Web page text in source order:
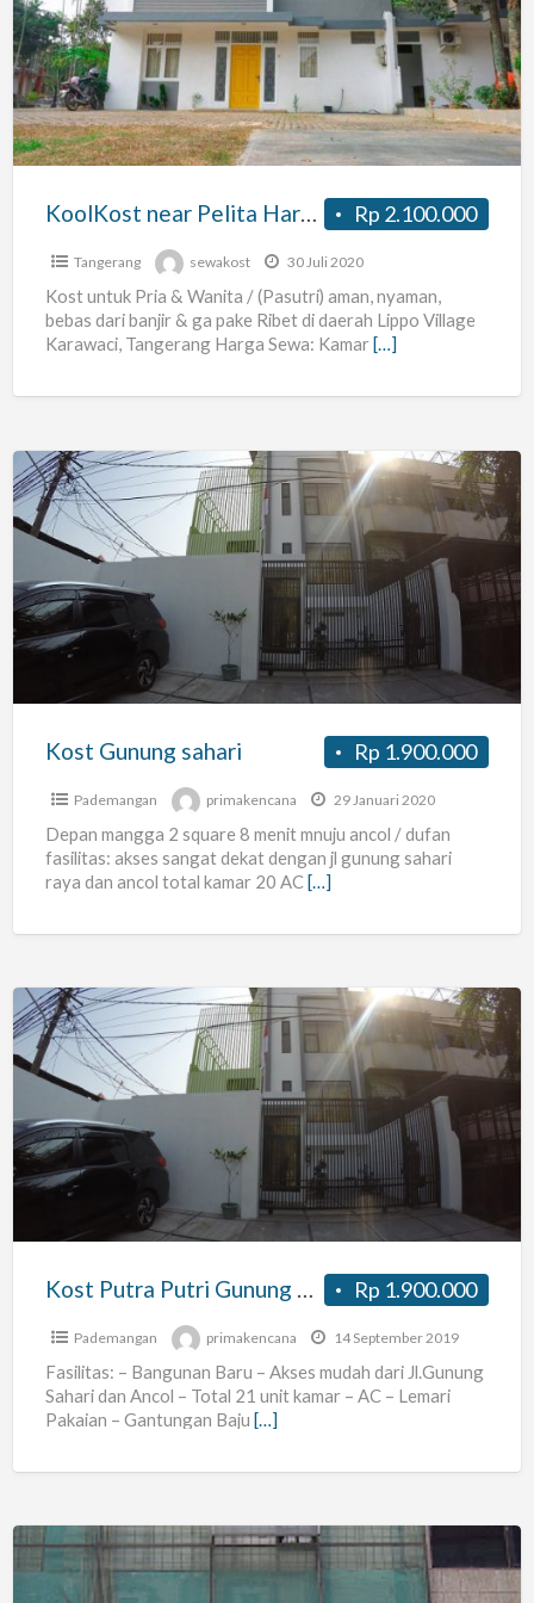
Pelita
Harapan
University
Rp 2.100.000
KoolKost near Pelita Harapan University
Tangerang sewakost 30 Juli 2020
Kost untuk Pria & Wanita / (Pasutri) aman, nyaman,
bebas dari banjir & ga pake Ribet di daerah Lippo Village
Karawaci, Tangerang Harga Sewa: Kamar […]
Kost
Gunung
Rp 1.900.000
Kost Gunung sahari
Pademangan primakencana 29 Januari 2020
Depan mangga 2 square 8 menit mnuju ancol / dufan
fasilitas: akses sangat dekat dengan jl gunung sahari
raya dan ancol total kamar 20 AC[…]
Kost
Putra
Gunung
Sahari
Rp 1.900.000
Kost Putra Putri Gunung Sahari
Pademangan primakencana 14 September 2019
Fasilitas: – Bangunan Baru – Akses mudah dari Jl.Gunung
Sahari dan Ancol – Total 21 unit kamar – AC – Lemari
Pakaian – Gantungan Baju […]